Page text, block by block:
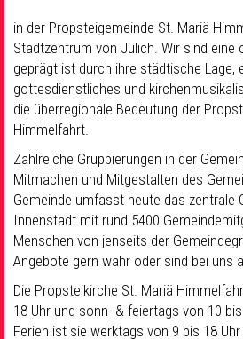
in der Propsteigemeinde St. Mariä
Stadtzentrum von Jülich. Wir sind eine
geprägt ist durch ihre städtische Lage,
gottesdienstliches und
die überregionale Bedeutung der
Himmelfahrt.
Zahlreiche Gruppierungen in der
Mitmachen und Mitgestalten des
Gemeinde umfasst heute das zentrale
Innenstadt mit rund 5400
Menschen von jenseits der
Angebote gern wahr oder sind bei uns
Die Propsteikirche St. Mariä
18 Uhr und sonn- & feiertags von 10
Ferien ist sie werktags von 9 bis 18